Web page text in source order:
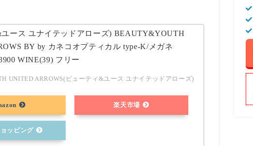
ース ユナイテッドアローズ) BEAUTY&YOUTH
BY by カネコオプティカル type-K/メガネ
WINE(39) フリー
UNITED ARROWS(ビューティ&ユース ユナイテッドアローズ)
楽天市場
ッピング